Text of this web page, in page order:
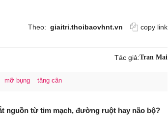
Theo: giaitri.thoibaovhnt.vn copy link
Tác giả:Tran Mai
mỡ bụng tăng cân
nguồn từ tim mạch, đường ruột hay não bộ?